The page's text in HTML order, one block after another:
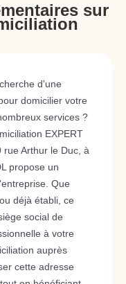
sur
d'une
domicilier votre
services ?
EXPERT
rue Arthur le Duc, à
propose un
Que
déjà établi, ce
social de
à votre
auprès
cette adresse